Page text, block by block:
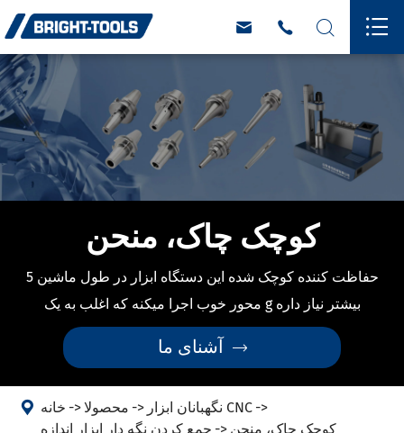
   
کوچک چاک، منحن
حفاظت کننده کوچک شده اين دستگاه ابزار در طول ماشين 5
محور خوب اجرا ميکنه که اغلب به يک g بيشتر نياز داره

 خانه محصولا
نگهبانان ابزار CNC
جمع کردن نگه دار ابزار اندازه
کوچک چاک، منحن